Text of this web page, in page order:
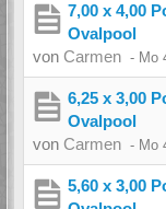
7,00 x 4,00
Ovalpool
von Carmen - Mo
6,25 x 3,00
Ovalpool
von Carmen - Mo
5,60 x 3,00